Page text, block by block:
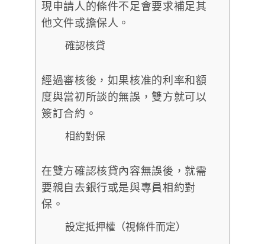
現申請人的條件不足會要求補足其
他文件或擔保人。
確認核貸
經過審核後，如果核准的利率和額
度與當初所談的無誤，雙方就可以
簽訂合約。
相約對保
在雙方確認核貸內容無誤後，就需
要親自去銀行或是與專員相約對
保。
設定抵押權（視條件而定）